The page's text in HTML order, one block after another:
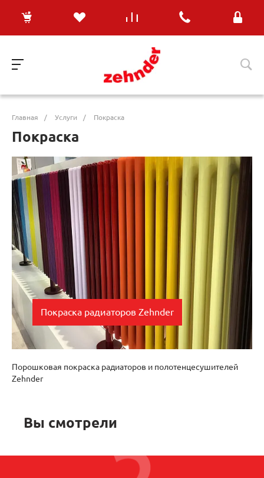
Главная / Услуги / Покраска
Покраска
Покраска радиаторов Zehnder
Сделайте ваш интерьер ярче! Исполнение
возможно больше чем в 700 цветов.
Порошковая покраска радиаторов и полотенцесушителей
Zehnder
Вы смотрели